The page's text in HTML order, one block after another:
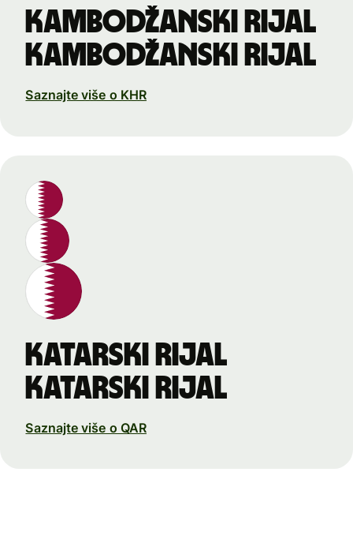
kambodžanski rijal
kambodžanski rijal
Saznajte više o KHR
katarski rijal
katarski rijal
Saznajte više o QAR